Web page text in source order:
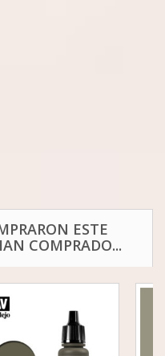
ESTE
COMPRADO...